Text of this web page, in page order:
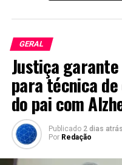
GERAL
Justiça
para técnica
do pai com
Publicado 2 dias atrás
Por Redação